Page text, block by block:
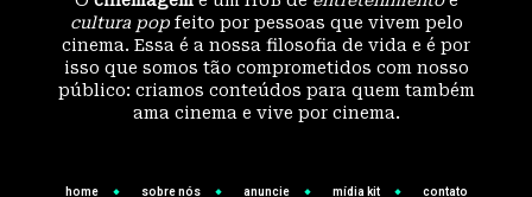
cultura popfeito por pessoas que vivem pelo
cinema. Essa é a nossa filosofia de vida e é por
isso que somos tão comprometidos com nosso
público: criamos conteúdos para quem também
ama cinema e vive por cinema.
home sobre nós anuncie mídia kit contato